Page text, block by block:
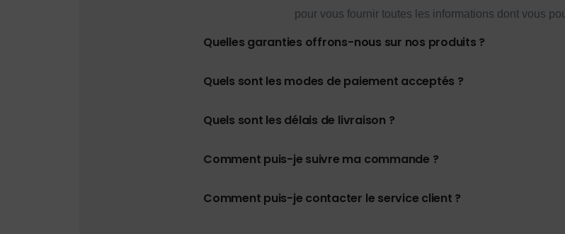
pour vous fournir toutes les informations dont vous
Quelles garanties offrons-nous sur nos produits ?
Quels sont les modes de paiement acceptés ?
Quels sont les délais de livraison ?
Comment puis-je suivre ma commande ?
Comment puis-je contacter le service client ?